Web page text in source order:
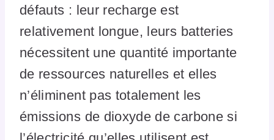
défauts : leur recharge est
relativement longue, leurs batteries
nécessitent une quantité importante
de ressources naturelles et elles
n’éliminent pas totalement les
émissions de dioxyde de carbone si